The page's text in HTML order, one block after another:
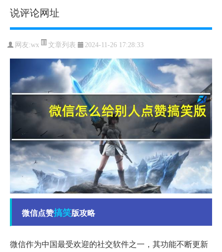
说评论网址
网友:wx 文章列表 2024-11-26 17:28:33
微信点赞搞笑版攻略
微信作为中国最受欢迎的社交软件之一，其功能不断更新